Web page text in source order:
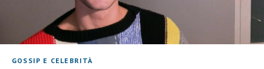
GOSSIP E CELEBRITÀ